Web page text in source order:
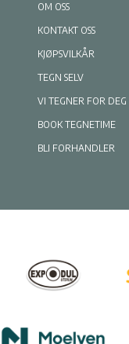
OM OSS
KONTAKT OSS
KJØPSVILKÅR
TEGN SELV
VI TEGNER FOR DEG
BOOK TEGNETIME
BLI FORHANDLER